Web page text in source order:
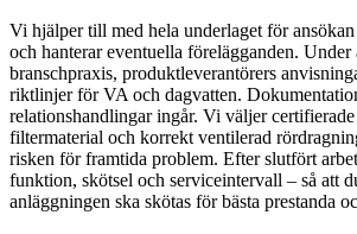
Vi hjälper till med hela underlaget för
och hanterar eventuella förelägganden.
branschpraxis, produktleverantörers
riktlinjer för VA och dagvatten.
relationshandlingar ingår. Vi väljer
filtermaterial och korrekt ventilerad
risken för framtida problem. Efter slutfört
funktion, skötsel och serviceintervall – så att
anläggningen ska skötas för bästa prestanda